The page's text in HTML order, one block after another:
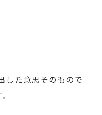
した意思そのもので